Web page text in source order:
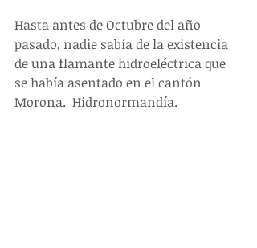
Hasta antes de Octubre del año
pasado, nadie sabía de la existencia
de una flamante hidroeléctrica que
se había asentado en el cantón
Morona.  Hidronormandía.